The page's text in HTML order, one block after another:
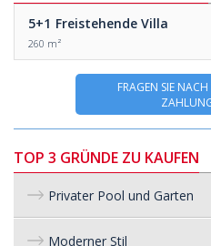
5+1 Freistehende Villa
260 m²
FRAGEN SIE
TOP 3 GRÜNDE ZU KAUFEN
Privater Pool und Garten
Moderner Stil